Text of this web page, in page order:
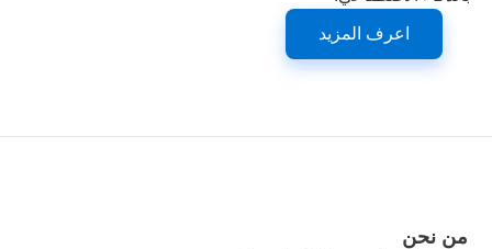
اعرف المزيد
من نحن